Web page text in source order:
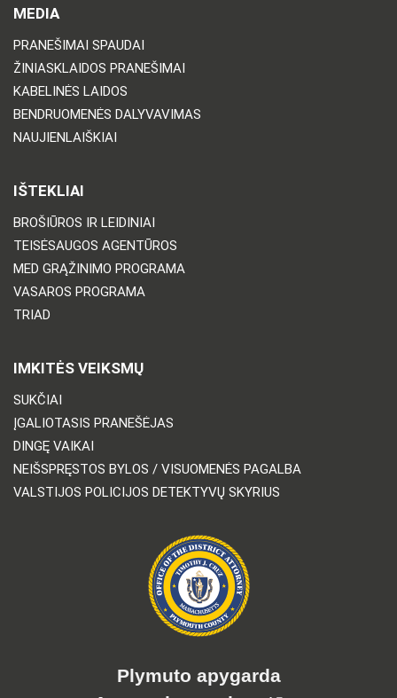
MEDIA
PRANEŠIMAI SPAUDAI
ŽINIASKLAIDOS PRANEŠIMAI
KABELINĖS LAIDOS
BENDRUOMENĖS DALYVAVIMAS
NAUJIENLAIŠKIAI
IŠTEKLIAI
BROŠIŪROS IR LEIDINIAI
TEISĖSAUGOS AGENTŪROS
MED GRĄŽINIMO PROGRAMA
VASAROS PROGRAMA
TRIAD
IMKITĖS VEIKSMŲ
SUKČIAI
ĮGALIOTASIS PRANEŠĖJAS
DINGĘ VAIKAI
NEIŠSPRĘSTOS BYLOS / VISUOMENĖS PAGALBA
VALSTIJOS POLICIJOS DETEKTYVŲ SKYRIUS
Plymuto apygarda